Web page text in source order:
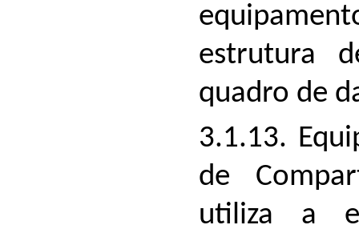
estrutura
quadro de
3.1.13.
de
utiliza a